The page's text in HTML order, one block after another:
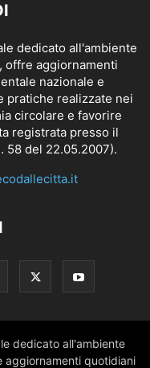
dedicato all'ambiente
offre aggiornamenti
nazionale e
pratiche realizzate nei
circolare e favorire
registrata presso il
58 del 22.05.2007).
dedicato all'ambiente
quotidiani